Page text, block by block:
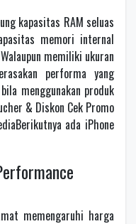
kapasitas RAM seluas
memori internal
memiliki ukuran
performa yang
menggunakan produk
& Diskon Cek Promo
ada iPhone
memengaruhi harga